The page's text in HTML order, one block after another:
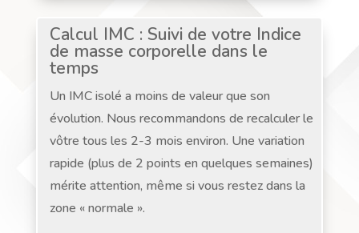
Calcul IMC : Suivi de votre Indice
de masse corporelle dans le
temps
Un IMC isolé a moins de valeur que son
évolution. Nous recommandons de recalculer le
vôtre tous les 2-3 mois environ. Une variation
rapide (plus de 2 points en quelques semaines)
mérite attention, même si vous restez dans la
zone « normale ».